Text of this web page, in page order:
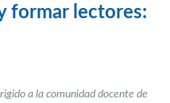
formar lectores:
a la comunidad docente de